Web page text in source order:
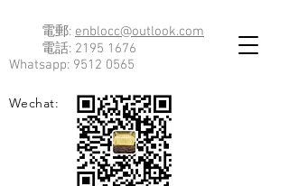
電郵: enblocc@outlook.com
電話: 2195 1676
Whatsapp: 9512 0565
Wechat: